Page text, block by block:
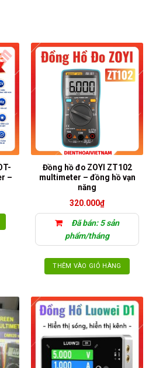
–
Đồng hồ đo ZOYI ZT102
multimeter – đồng hồ vạn
năng
320.000₫
Đã bán: 5 sản
phẩm/tháng
THÊM VÀO GIỎ HÀNG